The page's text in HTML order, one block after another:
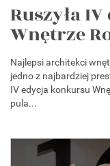
Ruszyła
Wnętrze
Najlepsi architekci
jedno z najbardziej
IV edycja konkursu
pula...